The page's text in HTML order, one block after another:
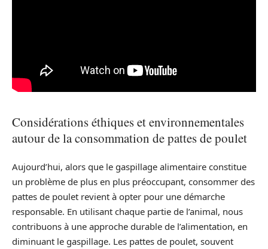
Considérations éthiques et environnementales
autour de la consommation de pattes de poulet
Aujourd’hui, alors que le gaspillage alimentaire constitue
un problème de plus en plus préoccupant, consommer des
pattes de poulet revient à opter pour une démarche
responsable. En utilisant chaque partie de l’animal, nous
contribuons à une approche durable de l’alimentation, en
diminuant le gaspillage. Les pattes de poulet, souvent